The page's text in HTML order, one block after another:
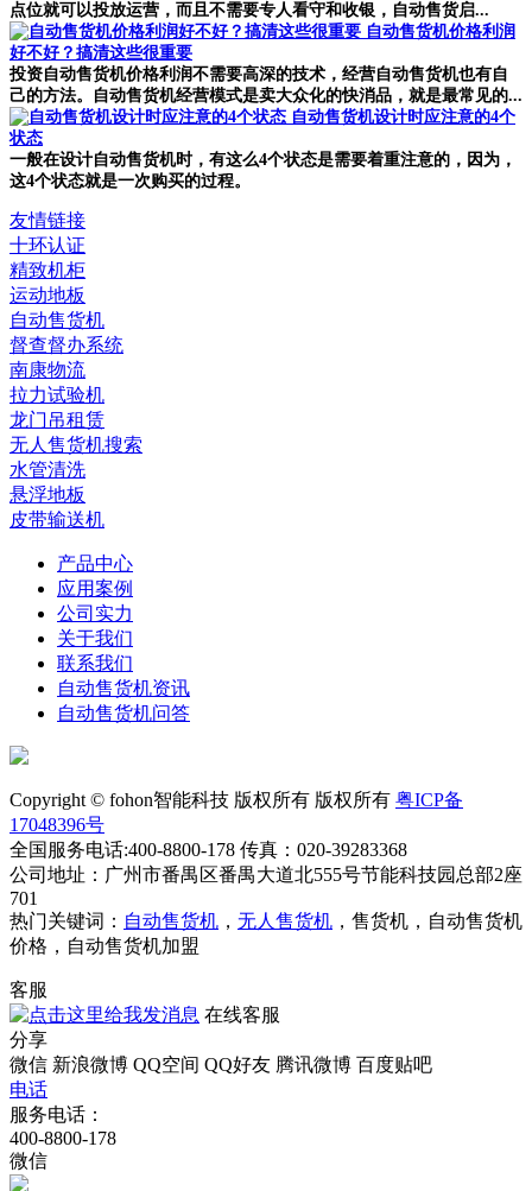
点位就可以投放运营，而且不需要专人看守和收银，自动售货启...
自动售货机价格利润
好不好？搞清这些很重要
投资自动售货机价格利润不需要高深的技术，经营自动售货机也有自
己的方法。自动售货机经营模式是卖大众化的快消品，就是最常见的...
自动售货机设计时应注意的4个
状态
一般在设计自动售货机时，有这么4个状态是需要着重注意的，因为，
这4个状态就是一次购买的过程。
友情链接
十环认证
精致机柜
运动地板
自动售货机
督查督办系统
南康物流
拉力试验机
龙门吊租赁
无人售货机搜索
水管清洗
悬浮地板
皮带输送机
产品中心
应用案例
公司实力
关于我们
联系我们
自动售货机资讯
自动售货机问答
Copyright © fohon智能科技 版权所有 版权所有 粤ICP备
17048396号
全国服务电话:400-8800-178 传真：020-39283368
公司地址：广州市番禺区番禺大道北555号节能科技园总部2座
701
热门关键词： 自动售货机 ， 无人售货机 ，售货机，自动售货机
价格，自动售货机加盟
客服
在线客服
分享
微信 新浪微博 QQ空间 QQ好友 腾讯微博 百度贴吧
电话
服务电话：
400-8800-178
微信